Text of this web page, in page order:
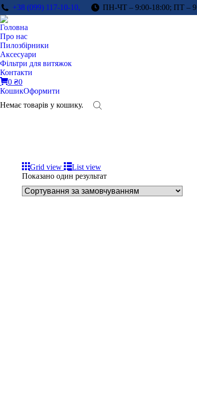
+38 (099) 117-10-10, ПН-ЧТ – 9:00-18:00; ПТ –
Головна
Про нас
Пилозбірники
Аксесуари
Фільтри для витяжок
Контакти
0 ₴0
КошикОформити
Немає товарів у кошику.
Grid view
List view
Показано один результат